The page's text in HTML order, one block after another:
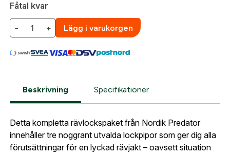
Fåtal kvar
− + Lägg i varukorgen
Beskrivning Specifikationer
Detta kompletta rävlockspaket från Nordik Predator
innehåller tre noggrant utvalda lockpipor som ger dig alla
förutsättningar för en lyckad rävjakt – oavsett situation
Logga in
Logga in för att handla med dina avtalspriser, smidig
När du är inloggad hanteras beställningen
E-postadress:
Företag- eller Föreningsnamn:
Gatuadress:*
Fyll i din e-post adress nedan så kontaktar vi dig
så fort den här produkten är tillbaka i vårt